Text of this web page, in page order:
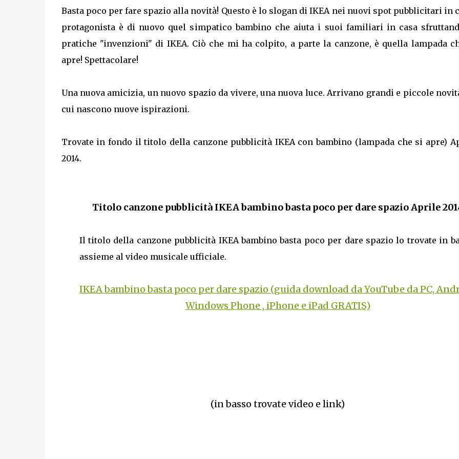
Basta poco per fare spazio alla novità! Questo è lo slogan di IKEA nei nuovi spot pubblicitari in
protagonista è di nuovo quel simpatico bambino che aiuta i suoi familiari in casa
pratiche "invenzioni" di IKEA. Ciò che mi ha colpito, a parte la canzone, è quella lampada
apre! Spettacolare!
Una nuova amicizia, un nuovo spazio da vivere, una nuova luce. Arrivano grandi e piccole
cui nascono nuove ispirazioni.
Trovate in fondo il titolo della canzone pubblicità IKEA con bambino (lampada che si apre)
2014.
Titolo canzone pubblicità IKEA bambino basta poco per dare spazio Aprile
Il titolo della canzone pubblicità IKEA bambino basta poco per dare spazio lo trovate in
assieme al video musicale ufficiale.
IKEA bambino basta poco per dare spazio (guida download da YouTube da PC,
Windows Phone , iPhone e iPad GRATIS)
(in basso trovate video e link)